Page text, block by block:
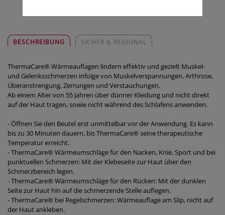
BESCHREIBUNG SICHER & REGIONAL
ThermaCare® Wärmeauflagen lindern effektiv und gezielt Muskel-
und Gelenksschmerzen infolge von Muskelverspannungen, Arthrose,
Überanstrengung, Zerrungen und Verstauchungen.
Ab einem Alter von 55 Jahren über dünner Kleidung und nicht direkt
auf der Haut tragen, sowie nicht während des Schlafens anwenden.
- Öffnen Sie den Beutel erst unmittelbar vor der Anwendung. Es kann
bis zu 30 Minuten dauern, bis ThermaCare® seine therapeutische
Temperatur erreicht.
- ThermaCare® Wärmeumschläge für den Nacken, Knie, Sport und bei
punktuellen Schmerzen: Mit der Klebeseite zur Haut über den
Schmerzbereich legen.
- ThermaCare® Wärmeumschläge für den Rücken: Mit der dunklen
Seite zur Haut hin auf die schmerzende Stelle auflegen.
- ThermaCare® bei Regelschmerzen: Wärmeauflage am Slip, nicht auf
der Haut ankleben.